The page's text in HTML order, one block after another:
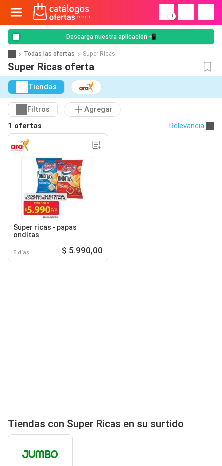
!
Descarga nuestra aplicación 📲
Todas las ofertas Super Ricas
Super Ricas oferta
Tiendas
Filtros
Agregar
1 ofertas
Relevancia
Super ricas - papas
onditas
5 días $ 5.990,00
Tiendas con Super Ricas en su surtido